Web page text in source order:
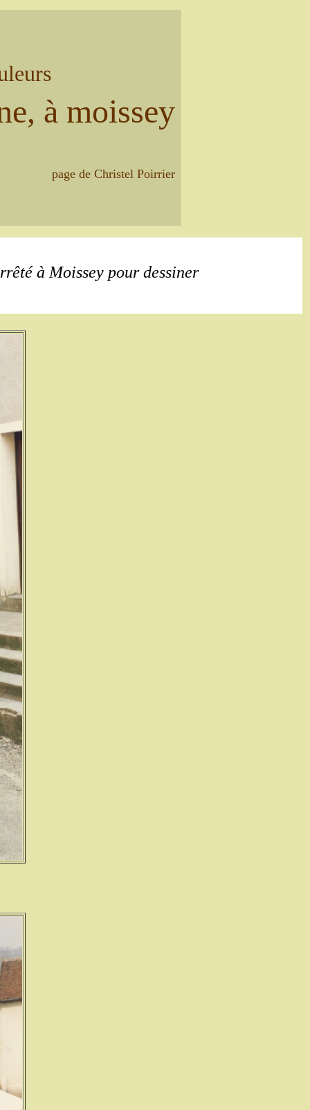
à moissey
page de Christel Poirrier
à Moissey pour dessiner